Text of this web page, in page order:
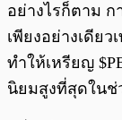
อย่างไรก็ตาม
เพียงอย่างเดีย
ทำให้เหรียญ
นิยมสูงที่สุดในช่